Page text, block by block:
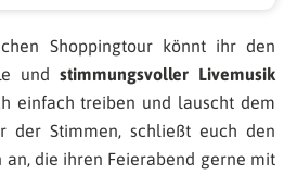
Shoppingtour könnt ihr den
und stimmungsvoller Livemusik
einfach treiben und lauscht dem
der Stimmen, schließt euch den
die ihren Feierabend gerne mit